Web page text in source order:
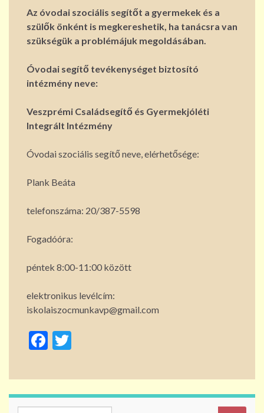
Az óvodai szociális segítőt a gyermekek és a
szülők önként is megkereshetik, ha tanácsra van
szükségük a problémájuk megoldásában.
Óvodai segítő tevékenységet biztosító
intézmény neve:
Veszprémi Családsegítő és Gyermekjóléti
Integrált Intézmény
Óvodai szociális segítő neve, elérhetősége:
Plank Beáta
telefonszáma: 20/387-5598
Fogadóóra:
péntek 8:00-11:00 között
elektronikus levélcím:
iskolaiszocmunkavp@gmail.com
F
e
b
itt
er